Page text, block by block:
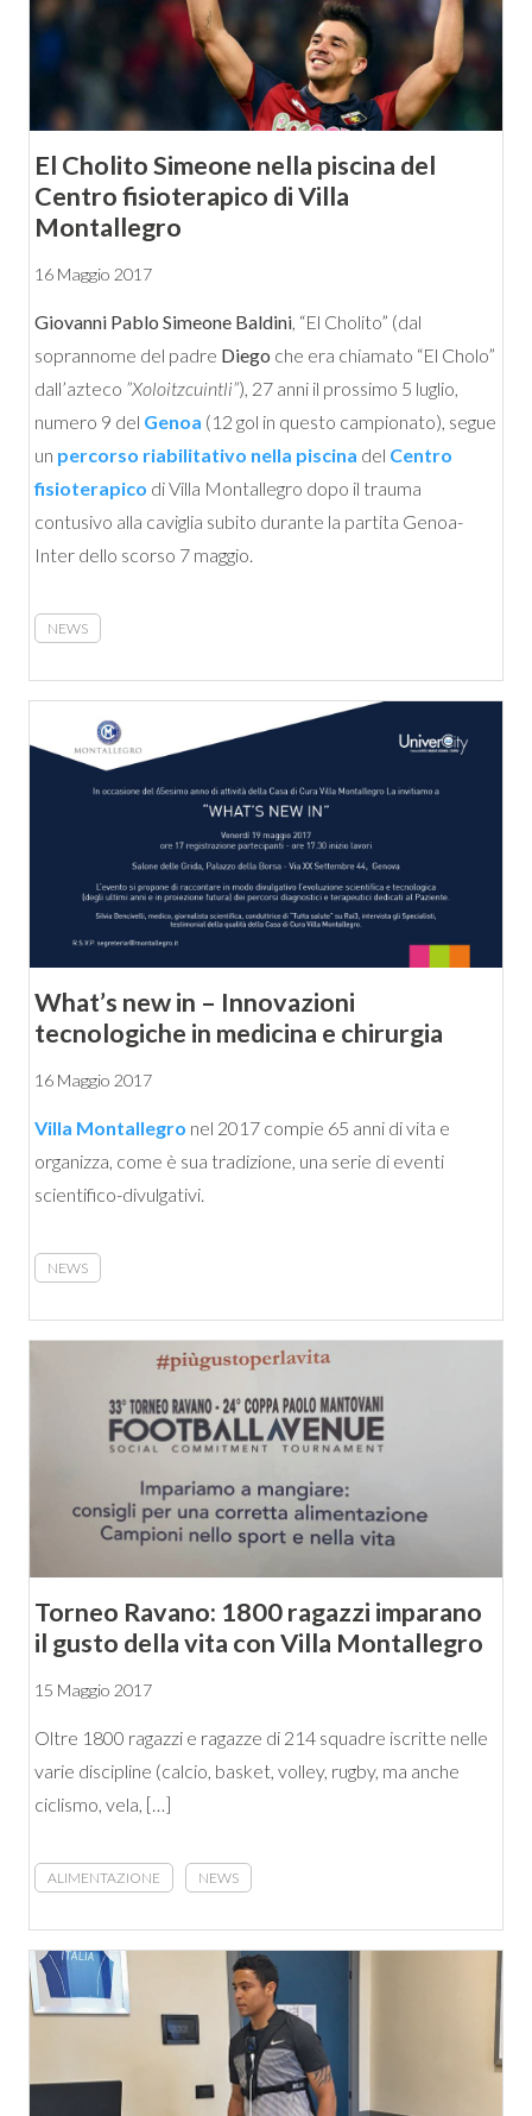
El Cholito Simeone nella piscina del
Centro fisioterapico di Villa
Montallegro
16 Maggio 2017
Giovanni Pablo Simeone Baldini , “El Cholito” (dal
soprannome del padre Diego che era chiamato “El Cholo”
dall’azteco ”Xoloitzcuintli”), 27 anni il prossimo 5 luglio,
numero 9 del Genoa (12 gol in questo campionato), segue
un percorso riabilitativo nella piscina del Centro
fisioterapico di Villa Montallegro dopo il trauma
contusivo alla caviglia subito durante la partita Genoa-
Inter dello scorso 7 maggio.
NEWS
What’s new in – Innovazioni
tecnologiche in medicina e chirurgia
16 Maggio 2017
Villa Montallegro nel 2017 compie 65 anni di vita e
organizza, come è sua tradizione, una serie di eventi
scientifico-divulgativi.
NEWS
Torneo Ravano: 1800 ragazzi imparano
il gusto della vita con Villa Montallegro
15 Maggio 2017
Oltre 1800 ragazzi e ragazze di 214 squadre iscritte nelle
varie discipline (calcio, basket, volley, rugby, ma anche
ciclismo, vela, […]
ALIMENTAZIONE NEWS